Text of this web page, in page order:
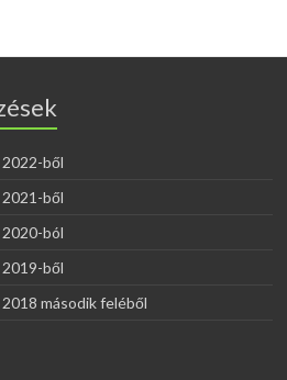
ből
ből
ból
ből
második feléből